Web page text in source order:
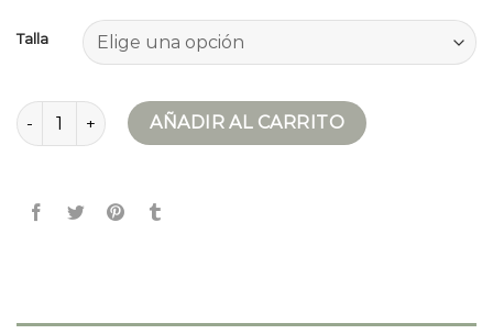
Talla
parka impermeable mujer cantidad
AÑADIR AL CARRITO